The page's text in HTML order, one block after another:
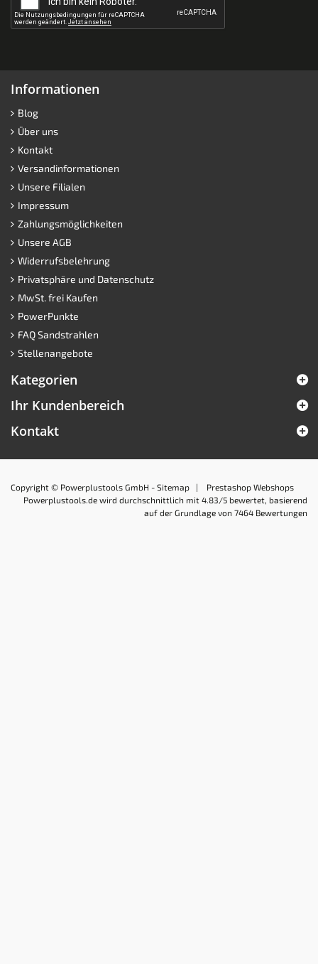
Informationen
Blog
Über uns
Kontakt
Versandinformationen
Unsere Filialen
Impressum
Zahlungsmöglichkeiten
Unsere AGB
Widerrufsbelehrung
Privatsphäre und Datenschutz
MwSt. frei Kaufen
PowerPunkte
FAQ Sandstrahlen
Stellenangebote
Kategorien
Ihr Kundenbereich
Kontakt
Copyright © Powerplustools GmbH - Sitemap | Prestashop Webshops
Powerplustools.de wird durchschnittlich mit 4.83 /5 bewertet, basierend
auf der Grundlage von 7464 Bewertungen